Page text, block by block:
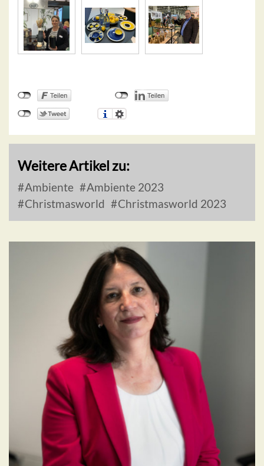
Weitere Artikel zu:
Ambiente
Ambiente 2023
Christmasworld
Christmasworld 2023